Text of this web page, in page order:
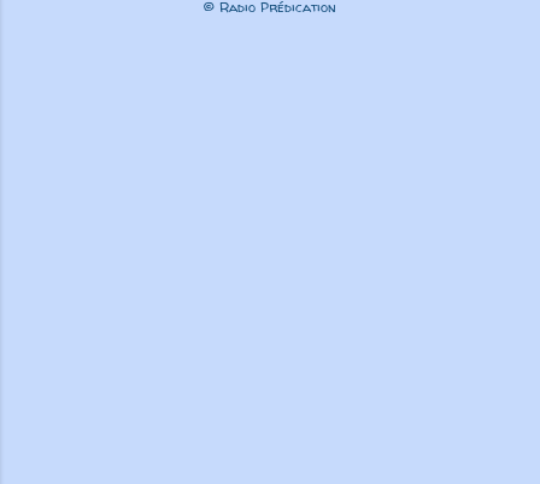
© Radio Prédication